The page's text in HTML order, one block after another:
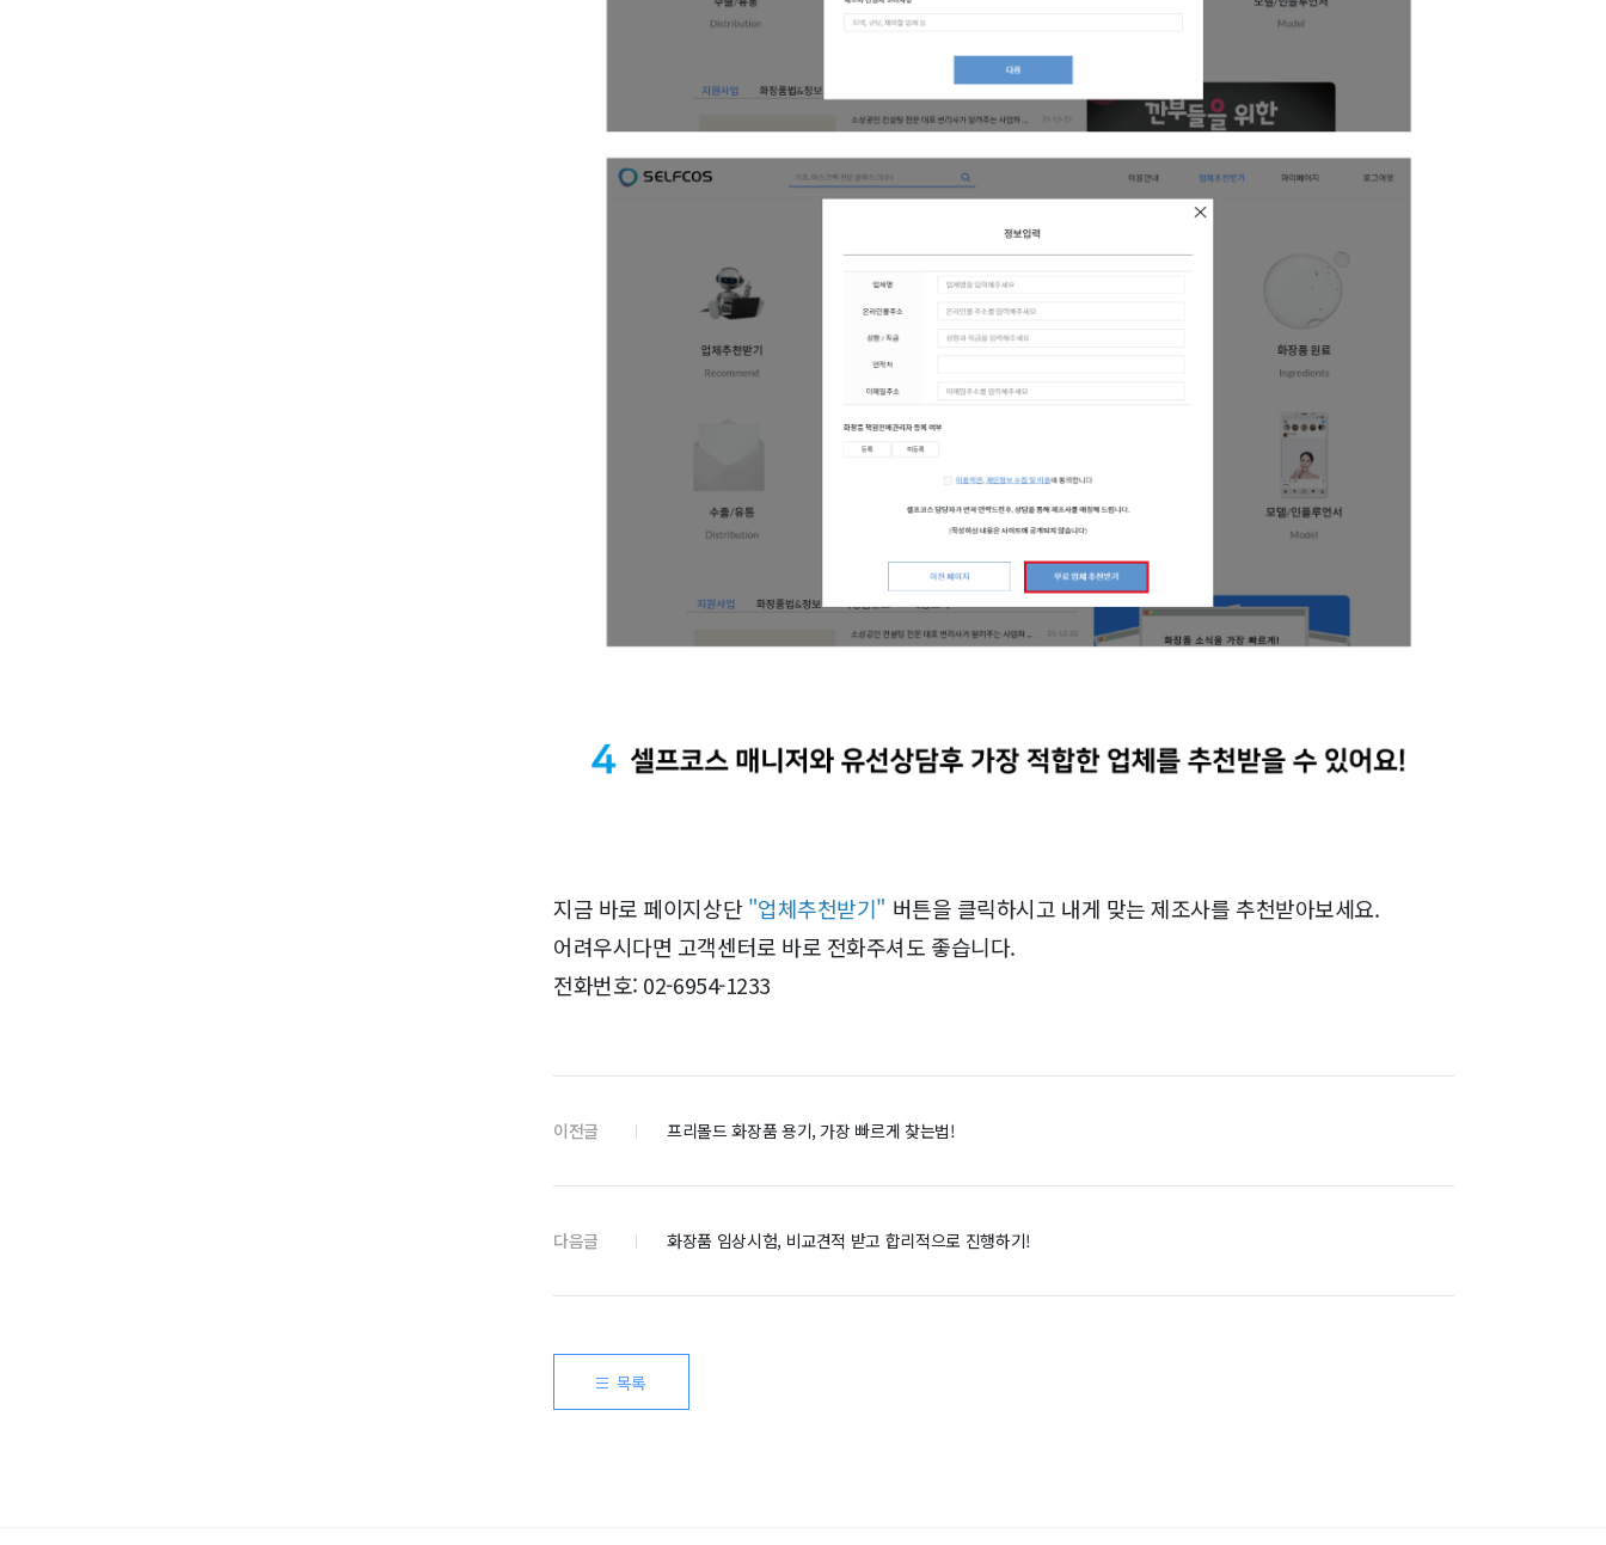
지금 바로 페이지상단 "업체추천받기" 버튼을 클릭하시고 내게 맞는 제조사를 추천받아보세요.
어려우시다면 고객센터로 바로 전화주셔도 좋습니다.
전화번호: 02-6954-1233
이전글 프리몰드 화장품 용기, 가장 빠르게 찾는법!
다음글 화장품 임상시험, 비교견적 받고 합리적으로 진행하기!
목록